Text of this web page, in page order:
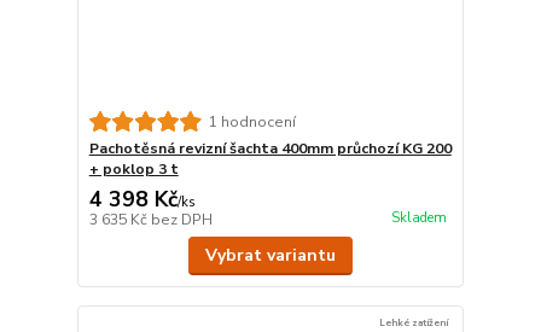
1 hodnocení
Pachotěsná revizní šachta 400mm průchozí KG 200
+ poklop 3 t
4 398 Kč/ks
3 635 Kč bez DPH Skladem
Vybrat variantu
Lehké zatížení